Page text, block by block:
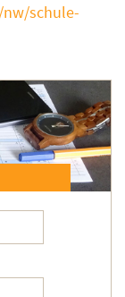
schule-